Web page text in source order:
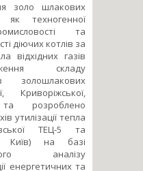
золо шлакових
як техногенної
та
діючих котлів за
відхідних газів
складу
золошлакових
Криворіжської,
розроблено
утилізації тепла
ТЕЦ-5 та
Київ) на базі
аналізу
енергетичних та